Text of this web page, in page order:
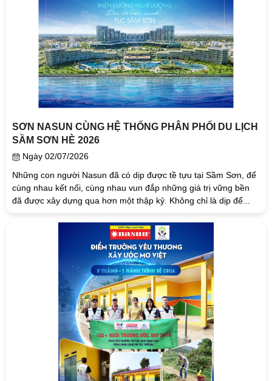
SƠN NASUN CÙNG HỆ THỐNG PHÂN PHỐI DU LỊCH
SẦM SƠN HÈ 2026
Ngày 02/07/2026
Những con người Nasun đã có dịp được tề tựu tại Sầm Sơn, để
cùng nhau kết nối, cùng nhau vun đắp những giá trị vững bền
đã được xây dựng qua hơn một thập kỷ. Không chỉ là dịp để...